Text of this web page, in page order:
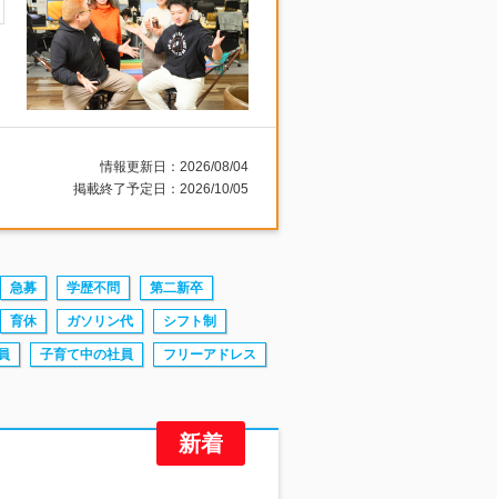
情報更新日：2026/08/04
掲載終了予定日：2026/10/05
急募 学歴不問 第二新卒
育休 ガソリン代 シフト制
子育て中の社員 フリーアドレス